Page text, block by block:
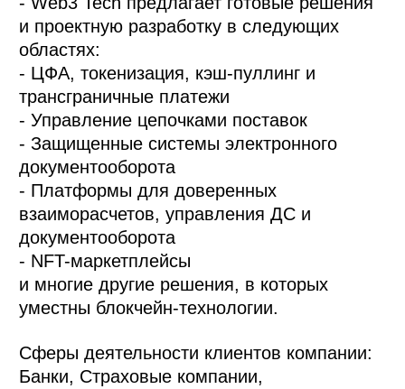
и проектную разработку в следующих
областях:
- ЦФА, токенизация, кэш-пуллинг и
трансграничные платежи
- Управление цепочками поставок
- Защищенные системы электронного
документооборота
- Платформы для доверенных
взаиморасчетов, управления ДС и
документооборота
- NFT-маркетплейсы
и многие другие решения, в которых
уместны блокчейн-технологии.
Сферы деятельности клиентов компании:
Банки, Страховые компании,